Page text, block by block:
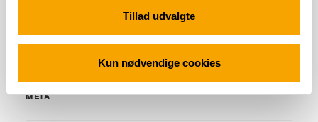
Tillad udvalgte
Kun nødvendige cookies
Ingen kategorier
META